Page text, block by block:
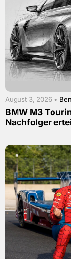
August 3, 2026 •
BMW M3
Nachfolger